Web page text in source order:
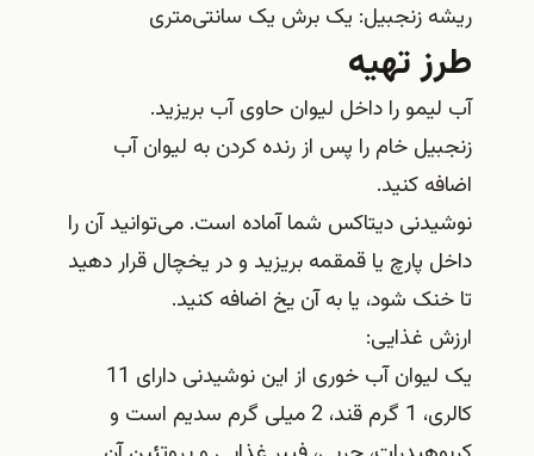
ریشه زنجبیل: یک برش یک سانتی‌متری
طرز تهیه
آب لیمو را داخل لیوان حاوی آب بریزید.
زنجبیل خام را پس از رنده کردن به لیوان آب
اضافه کنید.
نوشیدنی دیتاکس شما آماده است. می‌توانید آن را
داخل پارچ یا قمقمه بریزید و در یخچال قرار دهید
تا خنک شود، یا به آن یخ اضافه کنید.
ارزش غذایی:
یک لیوان آب خوری از این نوشیدنی دارای 11
کالری، 1 گرم قند، 2 میلی گرم سدیم است و